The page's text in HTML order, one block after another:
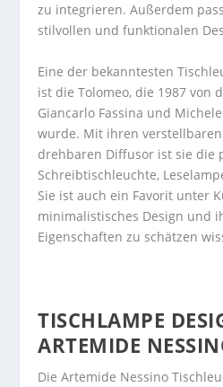
zu integrieren. Außerdem
stilvollen und funktionalen
Eine der bekanntesten
ist die Tolomeo, die 1987 von
Giancarlo Fassina und
wurde. Mit ihren
drehbaren Diffusor ist sie die
Schreibtischleuchte,
Sie ist auch ein Favorit unter
minimalistisches Design und
Eigenschaften zu schätzen
TISCHLAMPE
ARTEMIDE
Die Artemide Nessino